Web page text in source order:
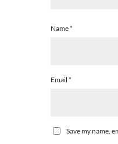
Name*
Email *
Save my name,